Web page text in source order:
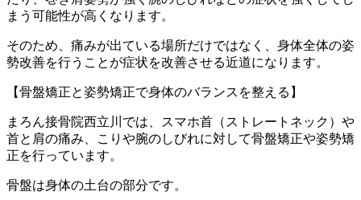
まう可能性が高くなります。
そのため、痛みが出ている場所だけではなく、身体全体の姿
勢改善を行うことが症状を改善させる近道になります。
【骨盤矯正と姿勢矯正で身体のバランスを整える】
まろん接骨院西立川では、スマホ首（ストレートネック）や
首と肩の痛み、こりや腕のしびれに対して骨盤矯正や姿勢矯
正を行っています。
骨盤は身体の土台の部分です。